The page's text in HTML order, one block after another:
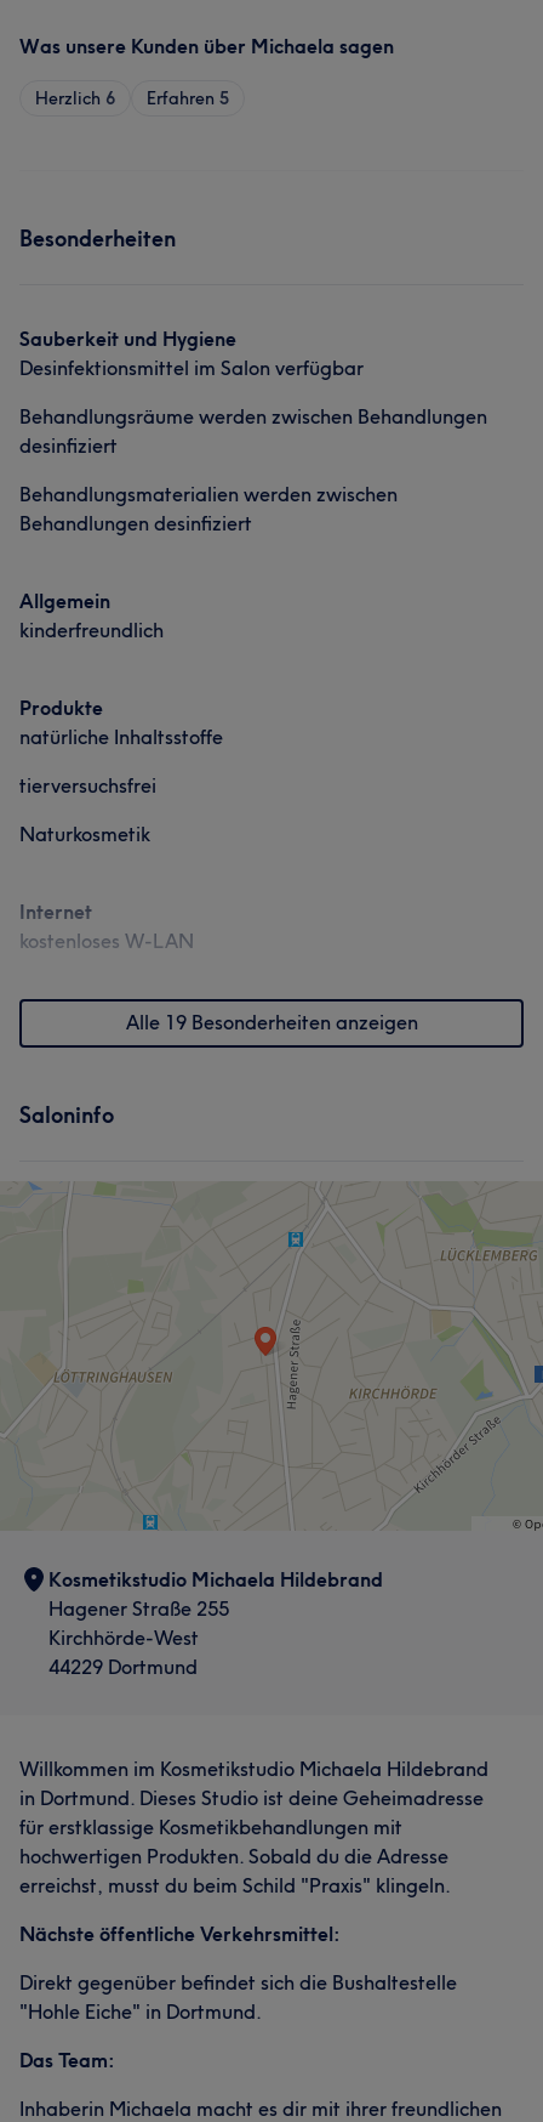
Was unsere Kunden über Michaela sagen
Herzlich 6 Erfahren 5
Besonderheiten
Sauberkeit und Hygiene
Desinfektionsmittel im Salon verfügbar
Behandlungsräume werden zwischen Behandlungen
desinfiziert
Behandlungsmaterialien werden zwischen
Behandlungen desinfiziert
Allgemein
kinderfreundlich
Produkte
natürliche Inhaltsstoffe
tierversuchsfrei
Naturkosmetik
Internet
kostenloses W-LAN
Alle 19 Besonderheiten anzeigen
Saloninfo
Kosmetikstudio Michaela Hildebrand
Hagener Straße 255
Kirchhörde-West
44229 Dortmund
Willkommen im Kosmetikstudio Michaela Hildebrand
in Dortmund. Dieses Studio ist deine Geheimadresse
für erstklassige Kosmetikbehandlungen mit
hochwertigen Produkten. Sobald du die Adresse
erreichst, musst du beim Schild "Praxis" klingeln.
Nächste öffentliche Verkehrsmittel:
Direkt gegenüber befindet sich die Bushaltestelle
"Hohle Eiche" in Dortmund.
Das Team:
Inhaberin Michaela macht es dir mit ihrer freundlichen